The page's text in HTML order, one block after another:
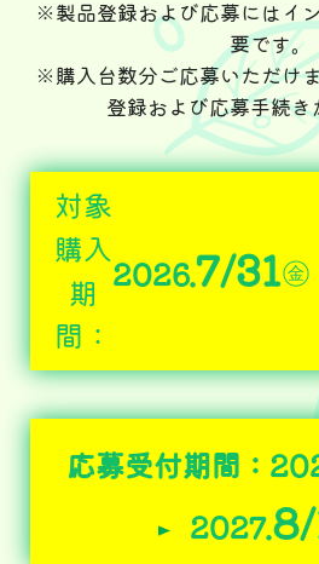
※製品登録および応募にはイ
要です。
※購入台数分ご応募いただけ
登録および応募手続き
対象
購入
期
間：
2026.7/31㊎
応募受付期間：
2027. 8/